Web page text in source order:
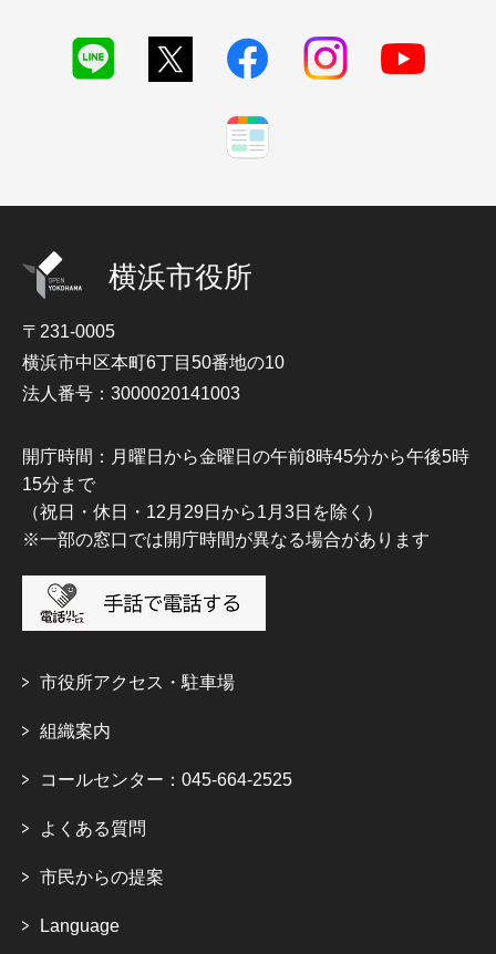
横浜市役所
〒231-0005
横浜市中区本町6丁目50番地の10
法人番号：3000020141003
開庁時間：月曜日から金曜日の午前8時45分から午後5時
15分まで
（祝日・休日・12月29日から1月3日を除く）
※一部の窓口では開庁時間が異なる場合があります
市役所アクセス・駐車場
組織案内
コールセンター：045-664-2525
よくある質問
市民からの提案
Language